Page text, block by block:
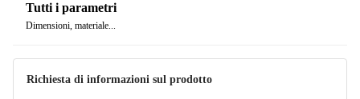
Tutti i parametri
Dimensioni, materiale...
Richiesta di informazioni sul prodotto